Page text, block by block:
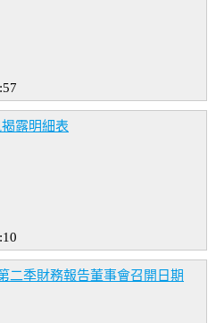
露明細表
二季財務報告董事會召開日期